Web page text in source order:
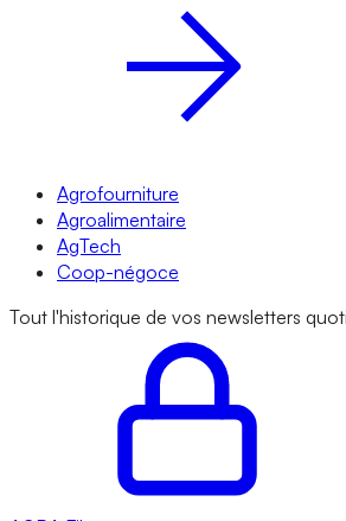
Agrofourniture
Agroalimentaire
AgTech
Coop-négoce
Tout l'historique de vos newsletters